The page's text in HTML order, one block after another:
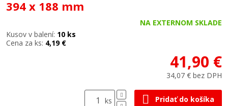
394 x 188 mm
NA EXTERNOM SKLADE
Kusov v balení: 10 ks
Cena za ks: 4,19 €
41,90 €
34,07 € bez DPH
ks Pridať do košíka